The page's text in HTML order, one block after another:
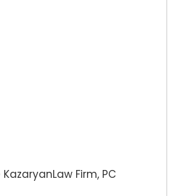
KazaryanLaw Firm, PC